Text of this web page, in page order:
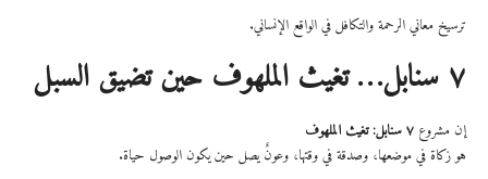
ترسيخ معاني الرحمة والتكافل في الواقع الإنساني.
٧ سنابل… تغيث الملهوف حين تضيق السبل
إن مشروع ٧ سنابل: تغيث الملهوف
هو زكاة في موضعها، وصدقة في وقتها، وعونٌ يصل حين يكون الوصول حياة.